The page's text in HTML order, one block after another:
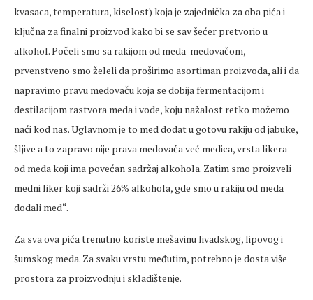
kvasaca, temperatura, kiselost) koja je zajednička za oba pića i
ključna za finalni proizvod kako bi se sav šećer pretvorio u
alkohol. Počeli smo sa rakijom od meda-medovačom,
prvenstveno smo želeli da proširimo asortiman proizvoda, ali i da
napravimo pravu medovaču koja se dobija fermentacijom i
destilacijom rastvora meda i vode, koju nažalost retko možemo
naći kod nas. Uglavnom je to med dodat u gotovu rakiju od jabuke,
šljive a to zapravo nije prava medovača već medica, vrsta likera
od meda koji ima povećan sadržaj alkohola. Zatim smo proizveli
medni liker koji sadrži 26% alkohola, gde smo u rakiju od meda
dodali med“.
Za sva ova pića trenutno koriste mešavinu livadskog, lipovog i
šumskog meda. Za svaku vrstu međutim, potrebno je dosta više
prostora za proizvodnju i skladištenje.